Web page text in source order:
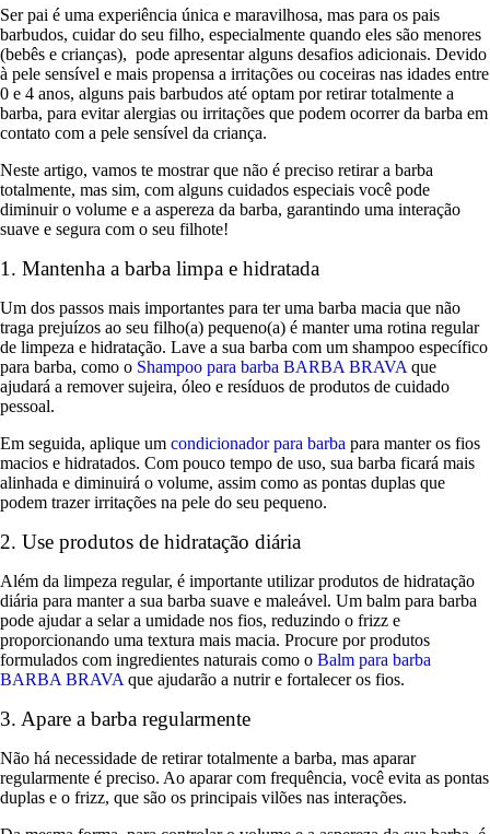
Ser pai é uma experiência única e maravilhosa, mas para os pais
barbudos, cuidar do seu filho, especialmente quando eles são menores
(bebês e crianças), pode apresentar alguns desafios adicionais. Devido
à pele sensível e mais propensa a irritações ou coceiras nas idades entre
0 e 4 anos, alguns pais barbudos até optam por retirar totalmente a
barba, para evitar alergias ou irritações que podem ocorrer da barba em
contato com a pele sensível da criança.
Neste artigo, vamos te mostrar que não é preciso retirar a barba
totalmente, mas sim, com alguns cuidados especiais você pode
diminuir o volume e a aspereza da barba, garantindo uma interação
suave e segura com o seu filhote!
1. Mantenha a barba limpa e hidratada
Um dos passos mais importantes para ter uma barba macia que não
traga prejuízos ao seu filho(a) pequeno(a) é manter uma rotina regular
de limpeza e hidratação. Lave a sua barba com um shampoo específico
para barba, como o Shampoo para barba BARBA BRAVAque
ajudará a remover sujeira, óleo e resíduos de produtos de cuidado
pessoal.
Em seguida, aplique um condicionador para barba para manter os fios
macios e hidratados. Com pouco tempo de uso, sua barba ficará mais
alinhada e diminuirá o volume, assim como as pontas duplas que
podem trazer irritações na pele do seu pequeno.
2. Use produtos de hidratação diária
Além da limpeza regular, é importante utilizar produtos de hidratação
diária para manter a sua barba suave e maleável. Um balm para barba
pode ajudar a selar a umidade nos fios, reduzindo o frizz e
proporcionando uma textura mais macia. Procure por produtos
formulados com ingredientes naturais como o Balm para barba
BARBA BRAVAque ajudarão a nutrir e fortalecer os fios.
3. Apare a barba regularmente
Não há necessidade de retirar totalmente a barba, mas aparar
regularmente é preciso. Ao aparar com frequência, você evita as pontas
duplas e o frizz, que são os principais vilões nas interações.